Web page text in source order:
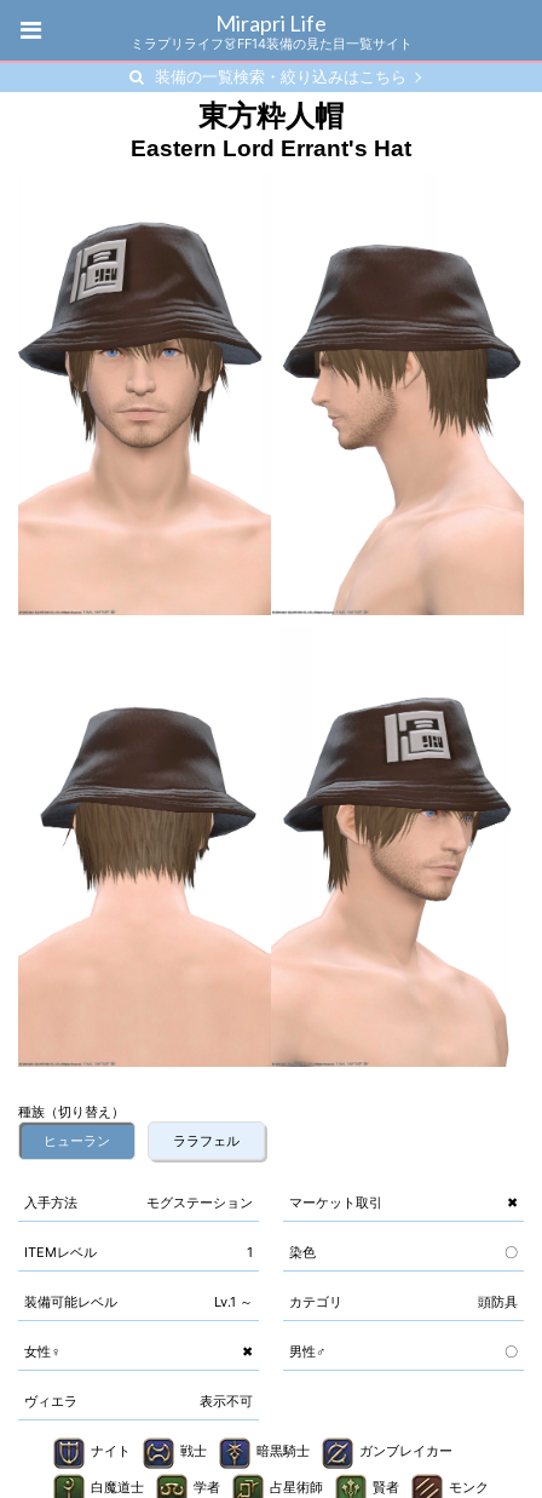
Mirapri Life
ミラプリライフ👗FF14装備の見た目一覧サイト
装備の一覧検索・絞り込みはこちら
東方粋人帽
Eastern Lord Errant's Hat
種族（切り替え）
ヒューラン
ララフェル
入手方法 モグステーション マーケット取引 ✖
ITEMレベル 1 染色 〇
装備可能レベル Lv.1 ～ カテゴリ 頭防具
女性♀ ✖ 男性♂ 〇
ヴィエラ 表示不可
ナイト 戦士 暗黒騎士 ガンブレイカー
白魔道士 学者 占星術師 賢者 モンク